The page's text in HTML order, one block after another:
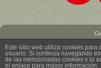
Este sitio web utiliza cookies
usuario. Si continúa navegando
de las mencionadas cookies y la
el enlace para mayor información.